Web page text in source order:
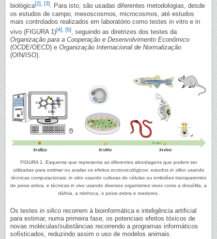
biológica[2], [3]. Para isto, são usadas diferentes metodologias, desde
os estudos de campo, mesoscosmos, microcosmos, até estudos
mais controlados realizados em laboratório como testes in vitro e in
vivo (FIGURA 1)[4] [5], seguindo as diretrizes dos testes da
Organização para a Cooperação e Desenvolvimento Econômico
(OCDE/OECD) e Organização Internacional de Normalização
(OIN/ISO).
FIGURA 1. Esquema que representa as diferentes abordagens que podem ser
utilizadas para estimar ou avaliar os efeitos ecotoxicológicos: estudos in silicousando
técnicas computacionais; in vitrousando culturas de células ou embriões transparentes
de peixe-zebra, e técnicas in vivo usando diversos organismos vivos como a drosófila, a
dáfnia, a minhoca, o peixe-zebra e roedores.
Os testes in silico recorrem à bioinformática e inteligência artificial
para estimar, numa primeira fase, os potenciais efeitos tóxicos de
novas moléculas/substâncias recorrendo a programas informáticos
sofisticados, reduzindo assim o uso de modelos animais.